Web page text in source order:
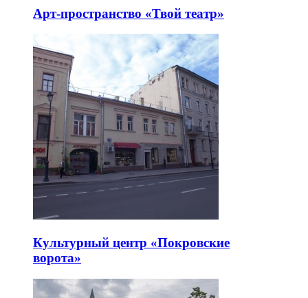
Арт-пространство «Твой театр»
Культурный центр «Покровские
ворота»